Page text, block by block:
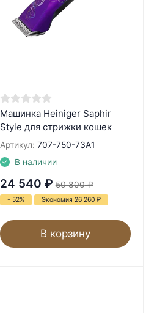
Машинка Heiniger Saphir
Style для стрижки кошек
Артикул: 707-750-73A1
В наличии
24 540 ₽ 50 800 ₽
- 52% Экономия 26 260 ₽
В корзину